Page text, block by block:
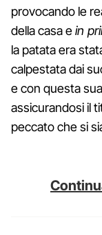
provocando le
della casa ein
la patata era
calpestata dai
e con questa
assicurandosi il
peccato che si